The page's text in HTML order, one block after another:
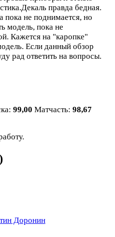
правда бедная.
пока не поднимается, но
модель, пока не
Кажется на "каропке"
Если данный обзор
рад ответить на вопросы.
99,00 Матчасть: 98,67
Доронин